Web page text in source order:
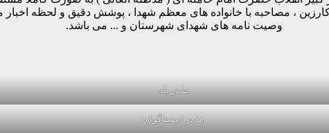
، مصاحبه با خانواده های معظم شهدا ، پوشش دقیق و لحظه
وصیت نامه های شهدای شهرستان و ... می باشد.
ما در بله
ما در اینستاگرام